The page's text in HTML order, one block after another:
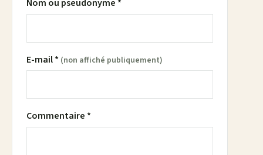
Nom ou pseudonyme *
E-mail * (non affiché publiquement)
Commentaire *